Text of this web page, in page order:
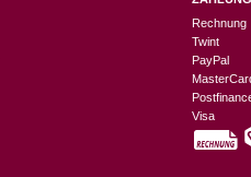
Rechnung
Twint
PayPal
Visa